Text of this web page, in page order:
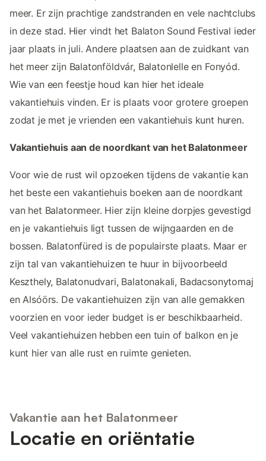
meer. Er zijn prachtige zandstranden en vele nachtclubs
in deze stad. Hier vindt het Balaton Sound Festival ieder
jaar plaats in juli. Andere plaatsen aan de zuidkant van
het meer zijn Balatonföldvár, Balatonlelle en Fonyód.
Wie van een feestje houd kan hier het ideale
vakantiehuis vinden. Er is plaats voor grotere groepen
zodat je met je vrienden een vakantiehuis kunt huren.
Vakantiehuis aan de noordkant van het Balatonmeer
Voor wie de rust wil opzoeken tijdens de vakantie kan
het beste een vakantiehuis boeken aan de noordkant
van het Balatonmeer. Hier zijn kleine dorpjes gevestigd
en je vakantiehuis ligt tussen de wijngaarden en de
bossen. Balatonfüred is de populairste plaats. Maar er
zijn tal van vakantiehuizen te huur in bijvoorbeeld
Keszthely, Balatonudvari, Balatonakali, Badacsonytomaj
en Alsóörs. De vakantiehuizen zijn van alle gemakken
voorzien en voor ieder budget is er beschikbaarheid.
Veel vakantiehuizen hebben een tuin of balkon en je
kunt hier van alle rust en ruimte genieten.
Vakantie aan het Balatonmeer
Locatie en oriëntatie